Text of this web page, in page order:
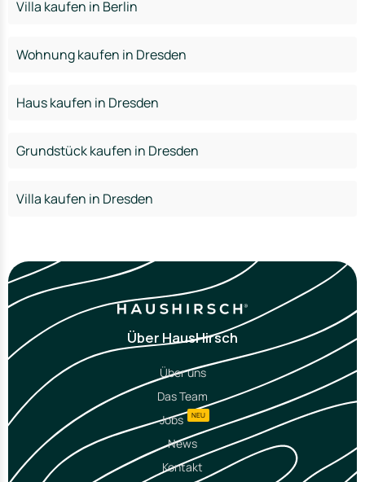
Villa kaufen in Berlin
Wohnung kaufen in Dresden
Haus kaufen in Dresden
Grundstück kaufen in Dresden
Villa kaufen in Dresden
Über HausHirsch
Über uns
Das Team
Jobs
NEU
News
Kontakt